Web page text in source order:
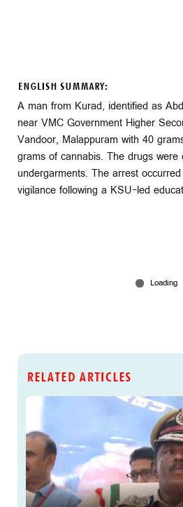
ENGLISH SUMMARY:
A man from Kurad, identified as
near VMC Government Higher
Vandoor, Malappuram with 40
grams of cannabis. The drugs were
undergarments. The arrest
vigilance following a KSU-led
RELATED ARTICLES